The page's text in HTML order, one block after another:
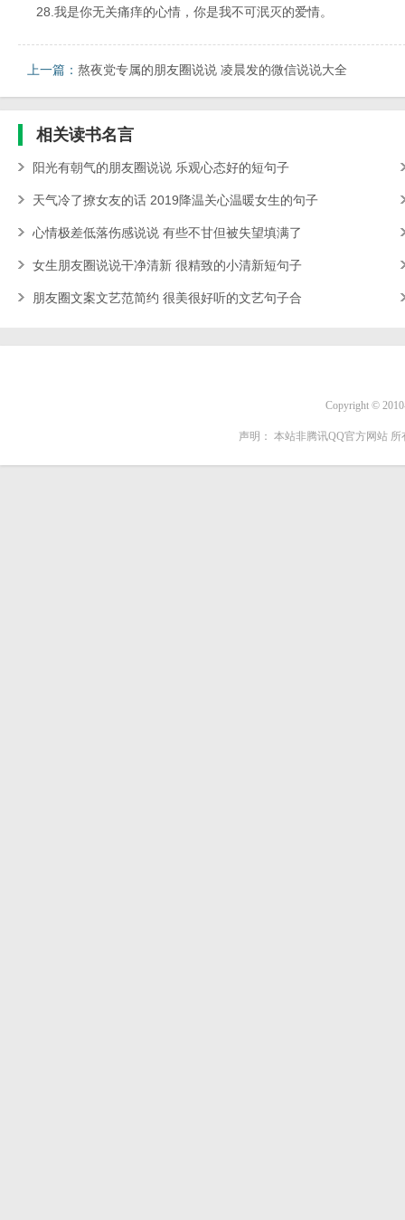
28.我是你无关痛痒的心情，你是我不可泯灭的爱情。
上一篇： 熬夜党专属的朋友圈说说 凌晨发的微信说说大全
相关读书名言
阳光有朝气的朋友圈说说 乐观心态好的短句子
天气冷了撩女友的话 2019降温关心温暖女生的句子
心情极差低落伤感说说 有些不甘但被失望填满了
女生朋友圈说说干净清新 很精致的小清新短句子
朋友圈文案文艺范简约 很美很好听的文艺句子合
Copyright ©
声明： 本站非腾讯QQ官方网站 所